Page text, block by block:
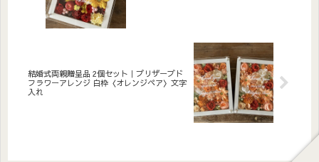
結婚式両親贈呈品 2個セット｜プリザーブド
フラワーアレンジ 白枠〈オレンジペア〉文字
入れ